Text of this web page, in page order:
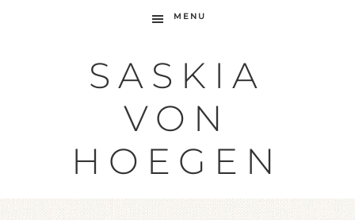
MENU
SASKIA
VON
HOEGEN